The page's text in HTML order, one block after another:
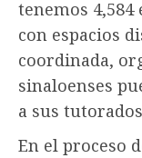
tenemos 4,584
con espacios
coordinada,
sinaloenses
a sus
En el proceso